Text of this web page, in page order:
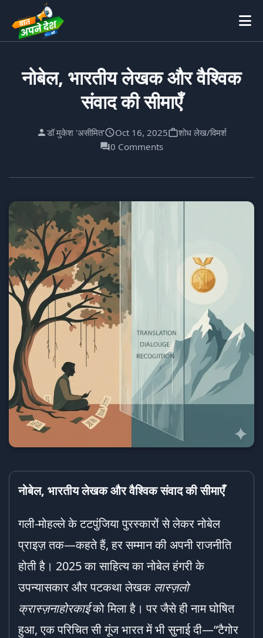
नोबेल, भारतीय लेखक और वैश्विक
संवाद की सीमाएँ
डॉ मुकेश 'असीमित' Oct 16, 2025
शोध लेख/विमर्श
0 Comments
नोबेल, भारतीय लेखक और वैश्विक संवाद की सीमाएँ
गली-मोहल्ले के टटपुंजिया पुरस्कारों से लेकर नोबेल
प्राइज़ तक—कहते हैं, हर सम्मान की अपनी राजनीति
होती है। 2025 का साहित्य का नोबेल हंगरी के
उपन्यासकार और पटकथा लेखक लास्ज़लो
क्रास्ज़नाहोरकाईको मिला है। पर जैसे ही नाम घोषित
हुआ, एक परिचित सी गूंज भारत में भी सुनाई दी—“टैगोर